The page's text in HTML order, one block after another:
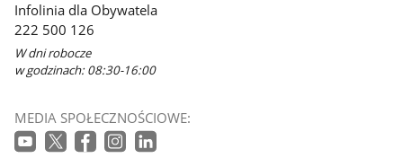
Infolinia dla Obywatela
222 500 126
W dni robocze
w godzinach: 08:30-16:00
MEDIA SPOŁECZNOŚCIOWE: